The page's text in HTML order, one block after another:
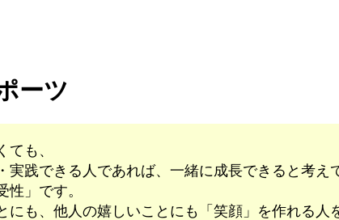
ーツ
も、
実践できる人であれば、一緒に成長できると考え
性」です。
にも、他人の嬉しいことにも「笑顔」を作れる人